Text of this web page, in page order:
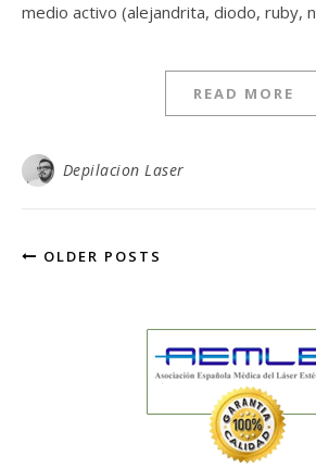
medio activo (alejandrita, diodo, ruby,
READ MORE
Depilacion Laser
OLDER POSTS